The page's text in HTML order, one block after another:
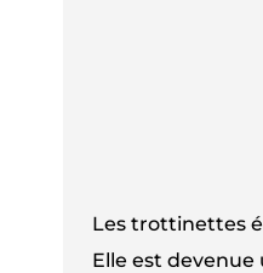
Les trottinettes
Elle est